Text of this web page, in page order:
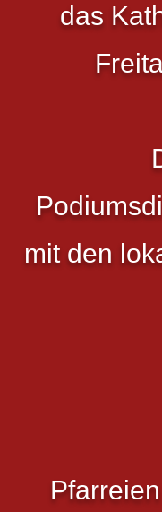
das
mit den